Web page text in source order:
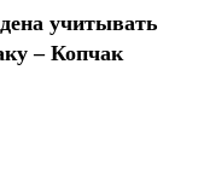
учитывать
– Копчак